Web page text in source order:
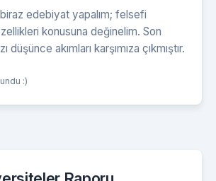
edebiyat yapalım; felsefi
konusuna değinelim. Son
düşünce akımları karşımıza çıkmıştır.
:)